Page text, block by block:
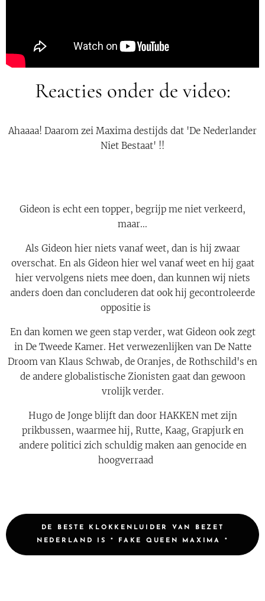
Reacties onder de video:
Ahaaaa! Daarom zei Maxima destijds dat 'De Nederlander
Niet Bestaat' !!
Gideon is echt een topper, begrijp me niet verkeerd,
maar...
Als Gideon hier niets vanaf weet, dan is hij zwaar
overschat. En als Gideon hier wel vanaf weet en hij gaat
hier vervolgens niets mee doen, dan kunnen wij niets
anders doen dan concluderen dat ook hij gecontroleerde
oppositie is 🤗
En dan komen we geen stap verder, wat Gideon ook zegt
in De Tweede Kamer. Het verwezenlijken van De Natte
Droom van Klaus Schwab, de Oranjes, de Rothschild's en
de andere globalistische Zionisten gaat dan gewoon
vrolijk verder.
Hugo de Jonge blijft dan door HAKKEN met zijn
prikbussen, waarmee hij, Rutte, Kaag, Grapjurk en
andere politici zich schuldig maken aan genocide en
hoogverraad 🤨
DE BESTE KLOKKENLUIDER VAN BEZET
NEDERLAND IS * FAKE QUEEN MAXIMA *